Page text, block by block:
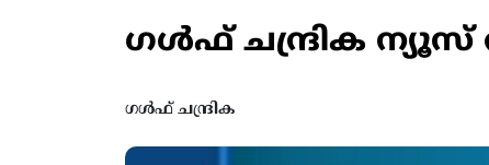
ഗള്‍ഫ് ചന്ദ്രിക ന്യൂസ്
ഗൾഫ് ചന്ദ്രിക